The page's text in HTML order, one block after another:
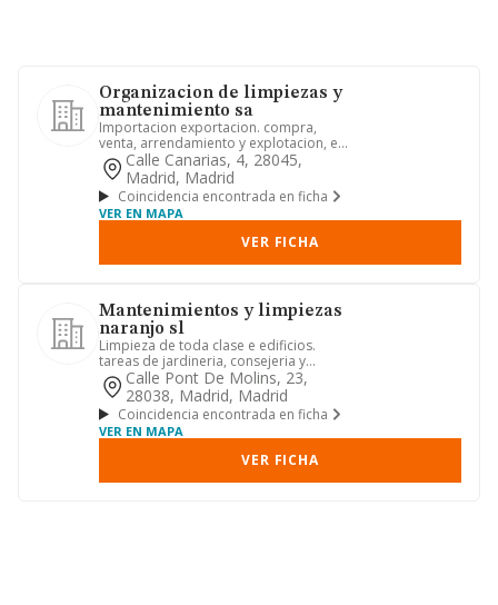
Organizacion de limpiezas y
mantenimiento sa
Importacion exportacion. compra,
venta, arrendamiento y explotacion, en
cualquiera de sus facetas d...
Calle Canarias, 4, 28045,
Madrid, Madrid
Coincidencia encontrada en ficha
VER EN MAPA
VER FICHA
Mantenimientos y limpiezas
naranjo sl
Limpieza de toda clase e edificios.
tareas de jardineria, consejeria y
mantenimiento en general de ...
Calle Pont De Molins, 23,
28038, Madrid, Madrid
Coincidencia encontrada en ficha
VER EN MAPA
VER FICHA